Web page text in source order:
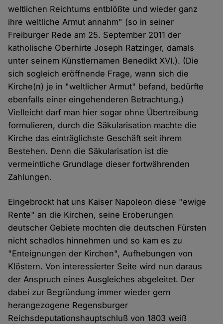
weltlichen Reichtums entblößte und wieder ganz
ihre weltliche Armut annahm" (so in seiner
Freiburger Rede am 25. September 2011 der
katholische Oberhirte Joseph Ratzinger, damals
unter seinem Künstlernamen Benedikt XVI.). (Die
sich sogleich eröffnende Frage, wann sich die
Kirche(n) je in "weltlicher Armut" befand, bedürfte
ebenfalls einer eingehenderen Betrachtung.)
Vielleicht darf man hier sogar ohne Übertreibung
formulieren, durch die Säkularisation machte die
Kirche das einträglichste Geschäft seit ihrem
Bestehen. Denn die Säkularisation ist die
vermeintliche Grundlage dieser fortwährenden
Zahlungen.
Eingebrockt hat uns Kaiser Napoleon diese "ewige
Rente" an die Kirchen, seine Eroberungen
deutscher Gebiete mochten die deutschen Fürsten
nicht schadlos hinnehmen und so kam es zu
"Enteignungen der Kirchen", Aufhebungen von
Klöstern. Von interessierter Seite wird nun daraus
der Anspruch eines Ausgleiches abgeleitet. Der
dabei zur Begründung immer wieder gern
herangezogene Regensburger
Reichsdeputationshauptschluß von 1803 weiß